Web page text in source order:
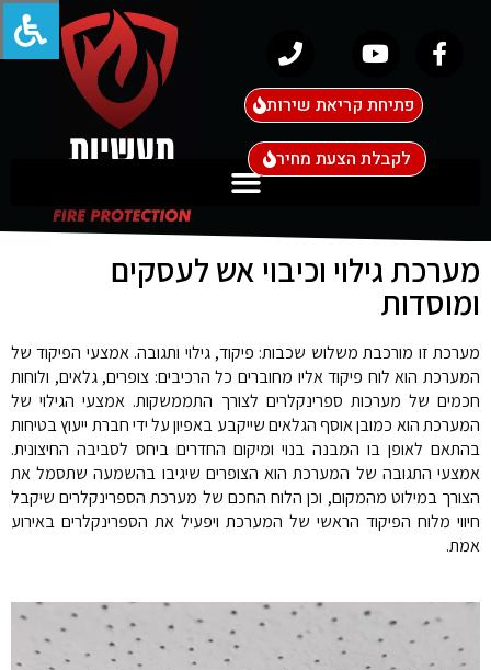
פתיחת קריאת שירות
לקבלת הצעת מחיר
מערכת גילוי וכיבוי אש לעסקים
ומוסדות
מערכת זו מורכבת משלוש שכבות: פיקוד, גילוי ותגובה. אמצעי הפיקוד של
המערכת הוא לוח פיקוד אליו מחוברים כל הרכיבים: צופרים, גלאים, ולוחות
חכמים של מערכות ספרינקלרים לצורך התממשקות. אמצעי הגילוי של
המערכת הוא כמובן אוסף הגלאים שייקבע באפיון על ידי חברת ייעוץ בטיחות
בהתאם לאופן בו המבנה בנוי ומיקום החדרים ביחס לסביבה החיצונית.
אמצעי התגובה של המערכת הוא הצופרים שיגיבו בהשמעה שתסמל את
הצורך במילוט מהמקום, וכן הלוח החכם של מערכת הספרינקלרים שיקבל
חיווי מלוח הפיקוד הראשי של המערכת ויפעיל את הספרינקלרים באירוע
אמת.